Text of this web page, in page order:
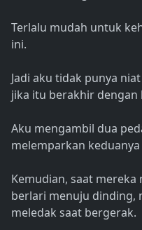
Terlalu mudah untuk
ini.
Jadi aku tidak punya
jika itu berakhir dengan
Aku mengambil dua
melemparkan
Kemudian, saat
berlari menuju dinding,
meledak saat bergerak.